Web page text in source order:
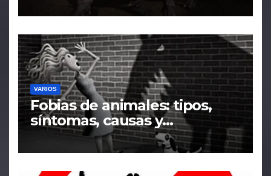
VARIOS
Fobias de animales: tipos,
síntomas, causas y
tratamiento